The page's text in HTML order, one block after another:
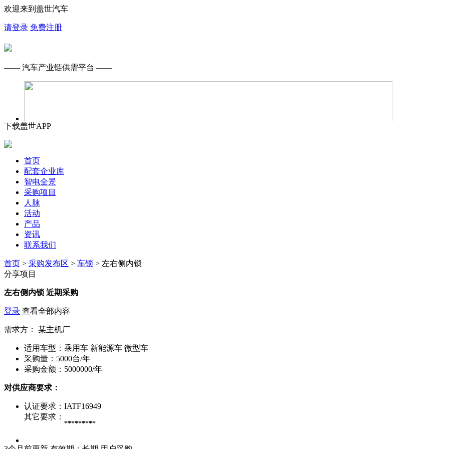
欢迎来到盖世汽车
请登录 免费注册
—— 汽车产业链供需平台 ——
下载盖世APP
首页
配套企业库
智电全景
采购项目
人脉
活动
产品
资讯
联系我们
首页 > 采购发布区 > 车锁 > 左右侧内锁
分享项目
左右侧内锁 近期采购
登录 查看全部内容
需求方： 某主机厂
适用车型： 乘用车 新能源车 微型车
采购量： 5000台/年
采购金额： 5000000/年
对供应商要求：
认证要求： IATF16949
其它要求：
*********